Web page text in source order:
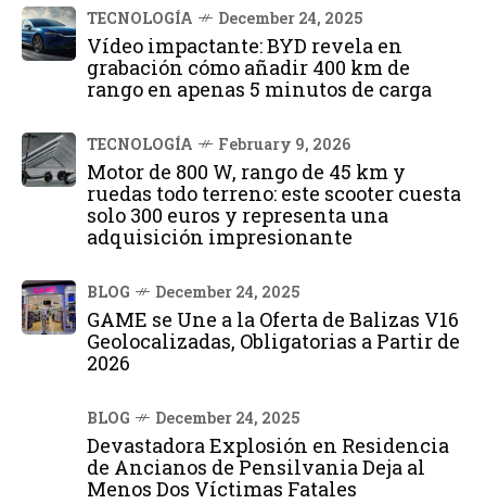
TECNOLOGÍA December 24, 2025
Vídeo impactante: BYD revela en
grabación cómo añadir 400 km de
rango en apenas 5 minutos de carga
TECNOLOGÍA February 9, 2026
Motor de 800 W, rango de 45 km y
ruedas todo terreno: este scooter cuesta
solo 300 euros y representa una
adquisición impresionante
BLOG December 24, 2025
GAME se Une a la Oferta de Balizas V16
Geolocalizadas, Obligatorias a Partir de
2026
BLOG December 24, 2025
Devastadora Explosión en Residencia
de Ancianos de Pensilvania Deja al
Menos Dos Víctimas Fatales